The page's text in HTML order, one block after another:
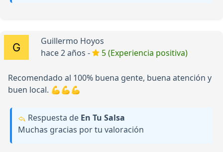
Guillermo Hoyos
hace 2 años -
5 (Experiencia positiva)
Recomendado al 100% buena gente, buena atención y
buen local. 💪💪💪
Respuesta de En Tu Salsa
Muchas gracias por tu valoración